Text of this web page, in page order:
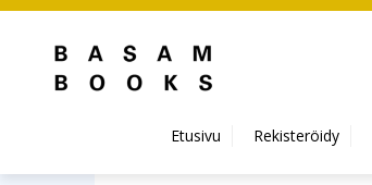
Hyppää pääsisältöön
Etusivu Rekisteröidy